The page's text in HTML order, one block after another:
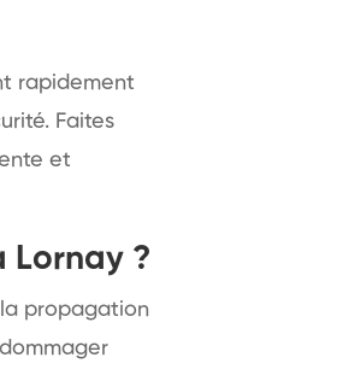
rapidement
Faites
et
Lornay ?
propagation